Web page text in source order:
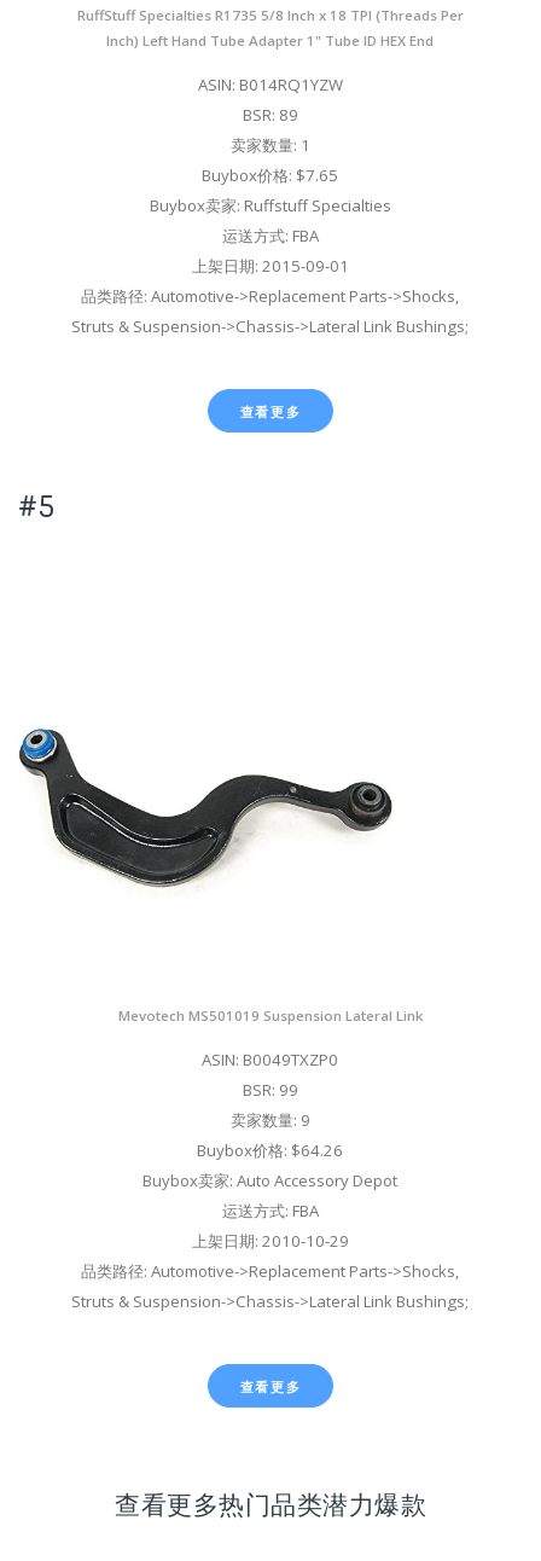
RuffStuff Specialties R1735 5/8 Inch x 18 TPI (Threads Per
Inch) Left Hand Tube Adapter 1" Tube ID HEX End
ASIN: B014RQ1YZW
BSR: 89
卖家数量: 1
Buybox价格: $7.65
Buybox卖家: Ruffstuff Specialties
运送方式: FBA
上架日期: 2015-09-01
品类路径: Automotive->Replacement Parts->Shocks,
Struts & Suspension->Chassis->Lateral Link Bushings;
查看更多
#5
Mevotech MS501019 Suspension Lateral Link
ASIN: B0049TXZP0
BSR: 99
卖家数量: 9
Buybox价格: $64.26
Buybox卖家: Auto Accessory Depot
运送方式: FBA
上架日期: 2010-10-29
品类路径: Automotive->Replacement Parts->Shocks,
Struts & Suspension->Chassis->Lateral Link Bushings;
查看更多
查看更多热门品类潜力爆款